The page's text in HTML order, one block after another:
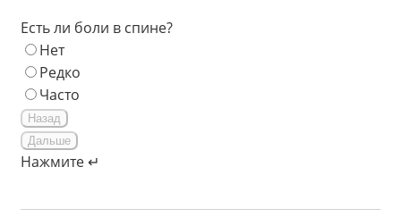
Есть ли боли в спине?
Нет
Редко
Часто
Назад
Дальше
Нажмите ↵